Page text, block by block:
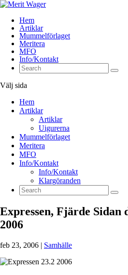
Hem
Artiklar
Mummelförlaget
Meritera
MFO
Info/Kontakt
Välj sida
Hem
Artiklar
Artiklar
Uigurerna
Mummelförlaget
Meritera
MFO
Info/Kontakt
Info/Kontakt
Klargöranden
Expressen, Fjärde Sidan
2006
feb 23, 2006 | Samhälle